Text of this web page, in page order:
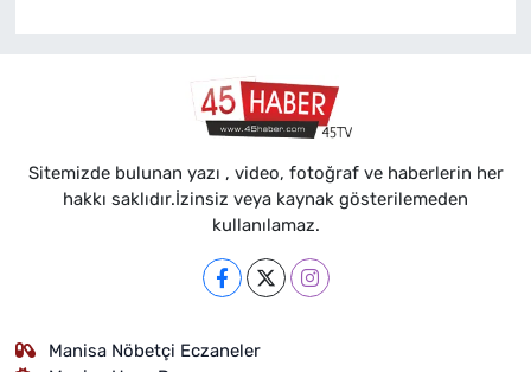
Sitemizde bulunan yazı , video, fotoğraf ve haberlerin her
hakkı saklıdır.İzinsiz veya kaynak gösterilemeden
kullanılamaz.
Manisa Nöbetçi Eczaneler